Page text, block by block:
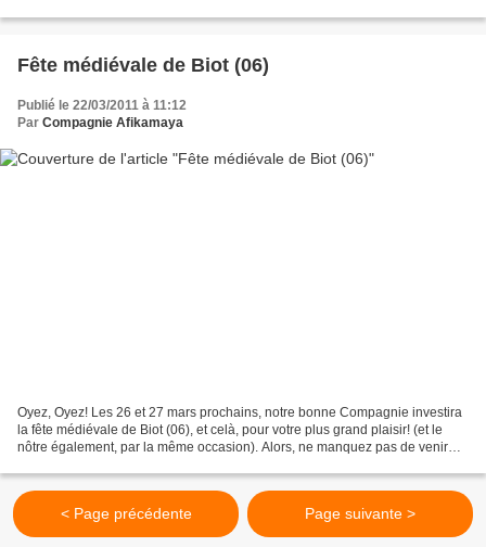
Fête médiévale de Biot (06)
Publié le 22/03/2011 à 11:12
Par Compagnie Afikamaya
Oyez, Oyez! Les 26 et 27 mars prochains, notre bonne Compagnie investira
la fête médiévale de Biot (06), et celà, pour votre plus grand plaisir! (et le
nôtre également, par la même occasion). Alors, ne manquez pas de venir
< Page précédente Page suivante >